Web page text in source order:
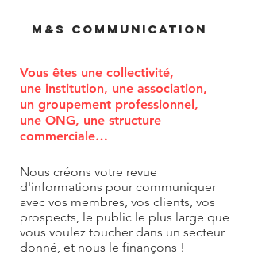
M&S COMMUNICATION
Vous êtes une collectivité,
une institution, une association,
un groupement professionnel,
une ONG, une structure
commerciale…
Nous créons votre revue
d'informations pour communiquer
avec vos membres, vos clients, vos
prospects, le public le plus large que
vous voulez toucher dans un secteur
donné, et nous le finançons !